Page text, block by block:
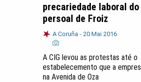
precariedade laboral do
persoal de Froiz
A Coruña - 20 Mai 2016
A CIG levou as protestas até o
estabelecemento que a
na Avenida de Oza